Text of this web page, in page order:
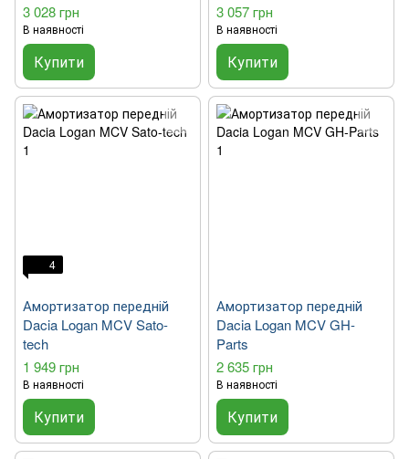
3 028 грн
В наявності
Купити
3 057 грн
В наявності
Купити
4
Амортизатор передній
Dacia Logan MCV Sato-
tech
1 949 грн
В наявності
Купити
Амортизатор передній
Dacia Logan MCV GH-
Parts
2 635 грн
В наявності
Купити